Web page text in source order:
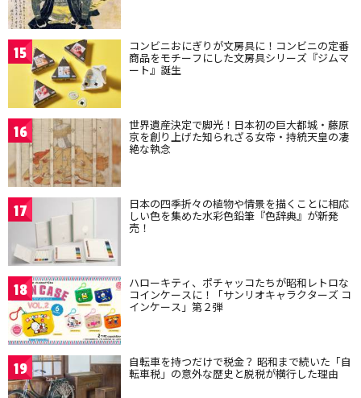
15 コンビニおにぎりが文房具に！コンビニの定番
商品をモチーフにした文房具シリーズ『ジムマ
ート』誕生
16 世界遺産決定で脚光！日本初の巨大都城・藤原
京を創り上げた知られざる女帝・持統天皇の凄
絶な執念
17 日本の四季折々の植物や情景を描くことに相応
しい色を集めた水彩色鉛筆『色辞典』が新発
売！
18 ハローキティ、ポチャッコたちが昭和レトロな
コインケースに！「サンリオキャラクターズ コ
インケース」第２弾
19 自転車を持つだけで税金？ 昭和まで続いた「自
転車税」の意外な歴史と脱税が横行した理由